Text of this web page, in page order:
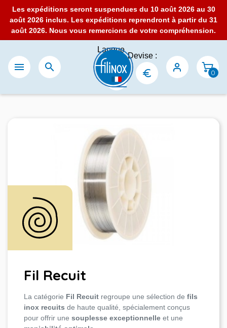
Les expéditions seront suspendues du 10 août 2026 au 30
août 2026 inclus. Les expéditions reprendront à partir du 31
août 2026. Nous vous remercions de votre compréhension.
 
Langue
:
Devise :
0
Fil Recuit
La catégorie Fil Recuit regroupe une sélection de fils
inox recuits de haute qualité, spécialement conçus
pour offrir une souplesse exceptionnelle et une